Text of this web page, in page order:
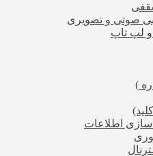
صوتی و تصویری
و لپ تاپ
)
اطلاعات